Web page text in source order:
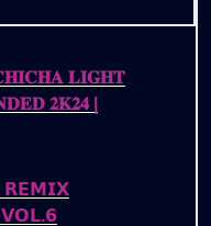
𝐋𝐈𝐆𝐇𝐓
𝟐𝐊𝟐𝟒 |
𝗥𝗘𝗠𝗜𝗫